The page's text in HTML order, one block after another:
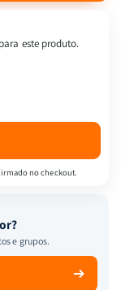
este produto.
no checkout.
e grupos.